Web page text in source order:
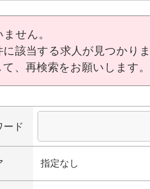
せん。
に該当する求人が見つかり
、再検索をお願いします。
ード
指定なし